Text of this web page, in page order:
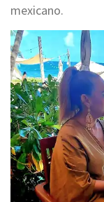
mexicano.